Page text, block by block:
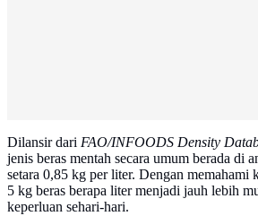
Dilansir dari FAO/INFOODS Density
jenis beras mentah secara umum berada di
setara 0,85 kg per liter. Dengan memahami
5 kg beras berapa liter menjadi jauh lebih
keperluan sehari-hari.